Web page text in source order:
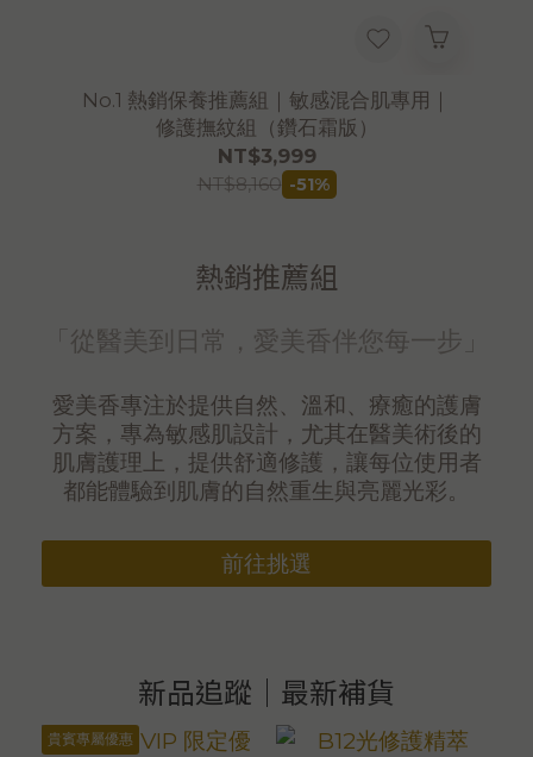
No.1 熱銷保養推薦組｜敏感混合肌專用｜
修護撫紋組（鑽石霜版）
NT$3,999
NT$8,160 -51%
熱銷推薦組
「從醫美到日常，愛美香伴您每一步」
愛美香專注於提供自然、溫和、療癒的護膚
方案，專為敏感肌設計，尤其在醫美術後的
肌膚護理上，提供舒適修護，讓每位使用者
都能體驗到肌膚的自然重生與亮麗光彩。
前往挑選
新品追蹤｜最新補貨
貴賓專屬優惠